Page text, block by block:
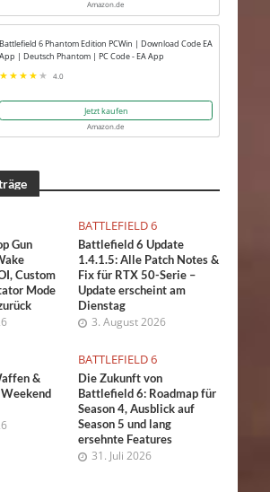
Amazon.de
Battlefield 6 Phantom Edition PCWin | Download Code EA
App | Deutsch Phantom | PC Code - EA App
4.0
Jetzt kaufen
Amazon.de
Gun
Custom
Mode
BATTLEFIELD 6
Battlefield 6 Update
1.4.1.5: Alle Patch Notes &
Fix für RTX 50-Serie –
Update erscheint am
Dienstag
3. August 2026
&
BATTLEFIELD 6
Die Zukunft von
Battlefield 6: Roadmap für
Season 4, Ausblick auf
Season 5 und lang
ersehnte Features
31. Juli 2026